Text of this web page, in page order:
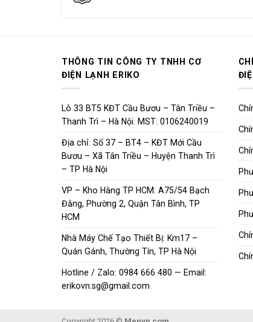
THÔNG TIN CÔNG TY TNHH CƠ
ĐIỆN LẠNH ERIKO
Lô 33 BT5 KĐT Cầu Bươu – Tân Triều –
Thanh Trì – Hà Nội. MST: 0106240019
Địa chỉ: Số 37 – BT4 – KĐT Mới Cầu
Bươu – Xã Tân Triều – Huyện Thanh Trì
– TP Hà Nội
VP – Kho Hàng TP HCM: A75/54 Bạch
Đằng, Phường 2, Quận Tân Bình, TP
HCM
Nhà Máy Chế Tạo Thiết Bị: Km17 –
Quán Gánh, Thường Tín, TP Hà Nội
Hotline / Zalo: 0984 666 480 — Email:
erikovn.sg@gmail.com